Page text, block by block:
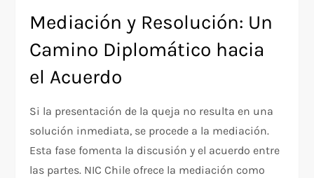
Mediación y Resolución: Un
Camino Diplomático hacia
el Acuerdo
Si la presentación de la queja no resulta en una
solución inmediata, se procede a la mediación.
Esta fase fomenta la discusión y el acuerdo entre
las partes. NIC Chile ofrece la mediación como